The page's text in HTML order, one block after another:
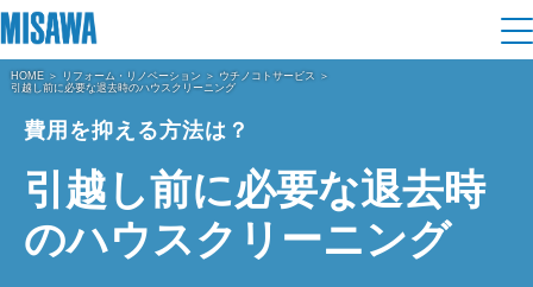
住まい
建てる [注文住宅]
商品ラインアップ
土地活用
個人のお客さま
リフォーム
HOME リフォーム・リノベーション
ウチノコトサービス
引越し前に必要な退去時のハウスクリーニング
費用を抑える方法は？
引越し前に必要な退去時
のハウスクリーニング